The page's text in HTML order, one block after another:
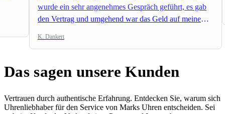
wurde ein sehr angenehmes Gespräch geführt, es gab
den Vertrag und umgehend war das Geld auf meinem
K. Dankert
Das sagen unsere Kunden
Vertrauen durch authentische Erfahrung. Entdecken Sie, warum sich
Uhrenliebhaber für den Service von Marks Uhren entscheiden. Sei